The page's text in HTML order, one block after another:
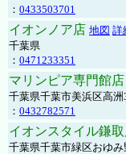
： 0433503701
イオンノア店 地図 詳
千葉県
： 0471233351
マリンピア専門館店
千葉県千葉市美浜区高
： 0432782571
イオンスタイル鎌
千葉県千葉市緑区おゆ